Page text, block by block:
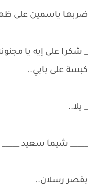
ضربها ياسمين على
_ شكرا على إيه يا
كبسة على بابي..
_ يلا..
_____ شيما سعيد _____
بقصر رسلان..